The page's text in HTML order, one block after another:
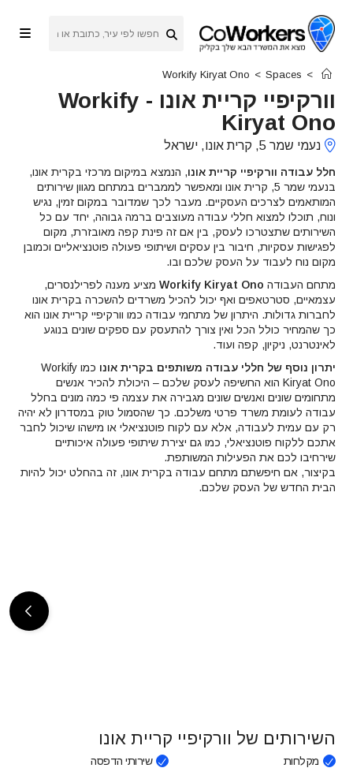
content
>
Spaces
>
Workify Kiryat Ono
וורקיפיי קריית אונו -
Workify
Kiryat Ono
נעמי שמר 5, קרית אונו, ישראל
חלל עבודה וורקיפיי קריית אונו, הנמצא במיקום מרכזי בקרית אונו,
בנעמי שמר 5, קרית אונו ומאפשר לממברים במתחם מגוון שירותים
המותאמים לצרכים העסקיים. מעבר לכך שמדובר במקום זמין, נגיש
ונוח, תוכלו למצוא חללי עבודה מעוצבים ברמה גבוהה, יחד עם כל
השירותים שתצטרכו לעסק, בין אם זה פינת קפה מאובזרת, מקום
לפגישות עסקיות, חיבור בין עסקים ושיתופי פעולה פוטנציאליים וכמובן
מקום נוח לעבוד על העסק שלכם ובו.
מתחם העבודה Workify Kiryat Ono מציע מענה לפרילנסרים,
עצמאיים, סטרטאפים ואף יכול להכיל משרדים להשכרה בקרית אונו
לחברות גדולות. היתרון של מתחמי עבודה כמו וורקיפיי קריית אונו הוא
כך שהמחיר כולל הכל ואין צורך להתעסק עם ספקים שונים בנוגע
לאינטרנט, ניקיון, קפה ועוד.
יתרון נוסף של חללי עבודה משותפים בקרית אונו
כמו Workify
Kiryat Ono הוא החשיפה לעסק שלכם – היכולת להכיר אנשים
מתחומים שונים ואנשים שונים מגבירה את עצמה פי כמה מונים בחלל
עבודה לעומת משרד פרטי משלכם. כך שהסמול טוק במסדרון לא יהיה
רק עם עמית לעבודה, אלא עם לקוח פוטנציאלי או מישהו שיכול לחבר
אתכם ללקוח פוטנציאלי, כמו גם יצירת שיתופי פעולה איכותיים
שירחיבו לכם את הפעילות המשותפת.
בקיצור, אם חיפשתם מתחם עבודה בקרית אונו, זה בהחלט יכול להיות
הבית החדש של העסק שלכם.
השירותים של וורקיפיי קריית אונו
מקלחות
שירותי הדפסה